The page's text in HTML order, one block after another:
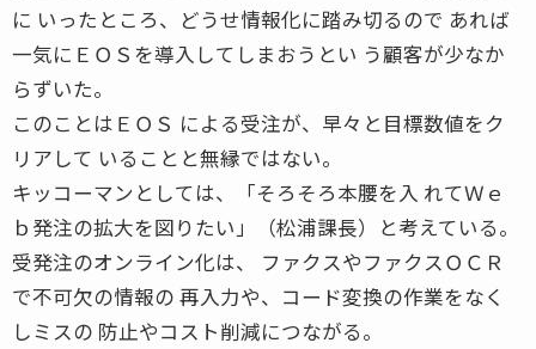
に いったところ、どうせ情報化に踏み切るので あれば
一気にＥＯＳを導入してしまおうとい う顧客が少なか
らずいた。
このことはＥＯＳ による受注が、早々と目標数値をク
リアして いることと無縁ではない。
キッコーマンとしては、「そろそろ本腰を入 れてＷｅ
ｂ発注の拡大を図りたい」（松浦課長）と考えている。
受発注のオンライン化は、 ファクスやファクスＯＣＲ
で不可欠の情報の 再入力や、コード変換の作業をなく
しミスの 防止やコスト削減につながる。